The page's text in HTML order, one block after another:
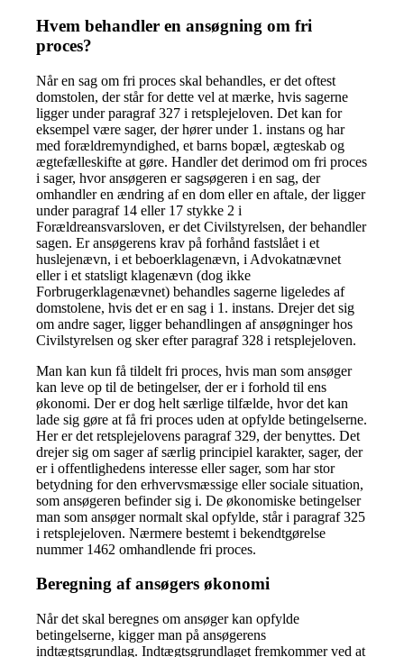
Hvem behandler en ansøgning om fri
proces?
Når en sag om fri proces skal behandles, er det oftest
domstolen, der står for dette vel at mærke, hvis sagerne
ligger under paragraf 327 i retsplejeloven. Det kan for
eksempel være sager, der hører under 1. instans og har
med forældremyndighed, et barns bopæl, ægteskab og
ægtefælleskifte at gøre. Handler det derimod om fri proces
i sager, hvor ansøgeren er sagsøgeren i en sag, der
omhandler en ændring af en dom eller en aftale, der ligger
under paragraf 14 eller 17 stykke 2 i
Forældreansvarsloven, er det Civilstyrelsen, der behandler
sagen. Er ansøgerens krav på forhånd fastslået i et
huslejenævn, i et beboerklagenævn, i Advokatnævnet
eller i et statsligt klagenævn (dog ikke
Forbrugerklagenævnet) behandles sagerne ligeledes af
domstolene, hvis det er en sag i 1. instans. Drejer det sig
om andre sager, ligger behandlingen af ansøgninger hos
Civilstyrelsen og sker efter paragraf 328 i retsplejeloven.
Man kan kun få tildelt fri proces, hvis man som ansøger
kan leve op til de betingelser, der er i forhold til ens
økonomi. Der er dog helt særlige tilfælde, hvor det kan
lade sig gøre at få fri proces uden at opfylde betingelserne.
Her er det retsplejelovens paragraf 329, der benyttes. Det
drejer sig om sager af særlig principiel karakter, sager, der
er i offentlighedens interesse eller sager, som har stor
betydning for den erhvervsmæssige eller sociale situation,
som ansøgeren befinder sig i. De økonomiske betingelser
man som ansøger normalt skal opfylde, står i paragraf 325
i retsplejeloven. Nærmere bestemt i bekendtgørelse
nummer 1462 omhandlende fri proces.
Beregning af ansøgers økonomi
Når det skal beregnes om ansøger kan opfylde
betingelserne, kigger man på ansøgerens
indtægtsgrundlag. Indtægtsgrundlaget fremkommer ved at